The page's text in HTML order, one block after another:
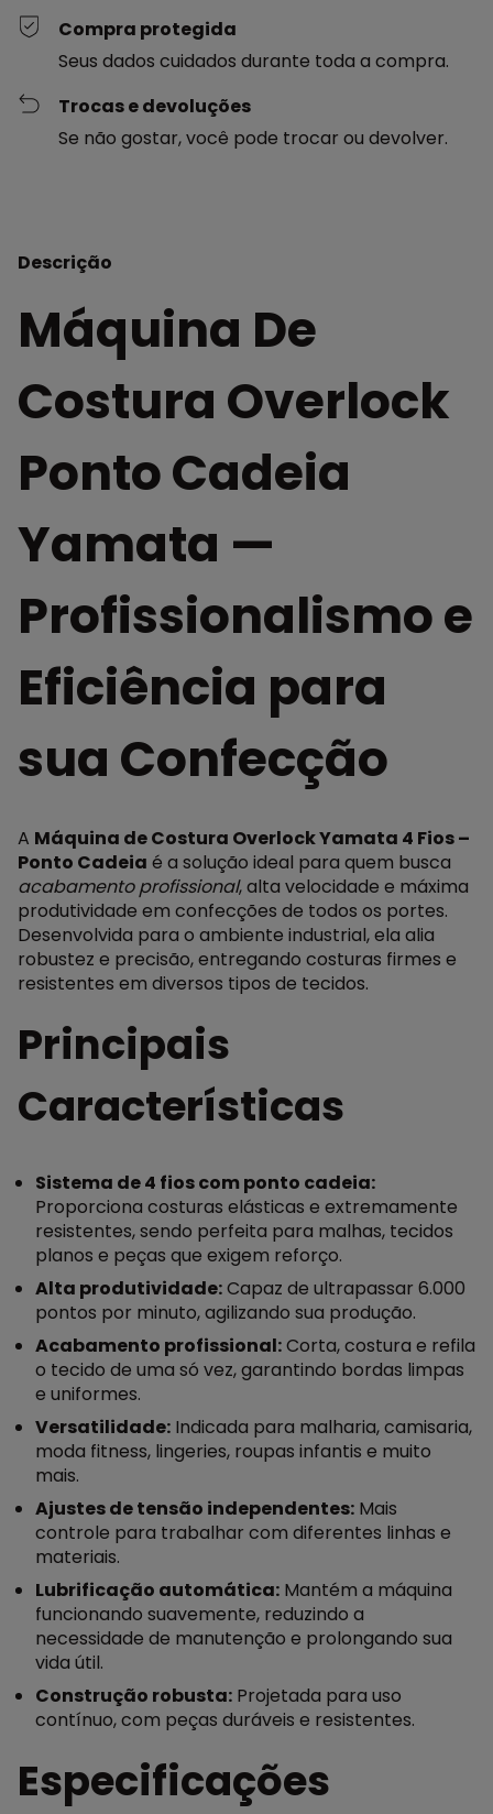
Compra protegida
Seus dados cuidados durante toda a compra.
Trocas e devoluções
Se não gostar, você pode trocar ou devolver.
Descrição
Máquina De
Costura Overlock
Ponto Cadeia
Yamata —
Profissionalismo e
Eficiência para
sua Confecção
A Máquina de Costura Overlock Yamata 4 Fios –
Ponto Cadeia é a solução ideal para quem busca
acabamento profissional, alta velocidade e máxima
produtividade em confecções de todos os portes.
Desenvolvida para o ambiente industrial, ela alia
robustez e precisão, entregando costuras firmes e
resistentes em diversos tipos de tecidos.
Principais
Características
Sistema de 4 fios com ponto cadeia:
Proporciona costuras elásticas e extremamente
resistentes, sendo perfeita para malhas, tecidos
planos e peças que exigem reforço.
Alta produtividade:Capaz de ultrapassar 6.000
pontos por minuto, agilizando sua produção.
Acabamento profissional:Corta, costura e refila
o tecido de uma só vez, garantindo bordas limpas
e uniformes.
Versatilidade: Indicada para malharia, camisaria,
moda fitness, lingeries, roupas infantis e muito
mais.
Ajustes de tensão independentes: Mais
controle para trabalhar com diferentes linhas e
materiais.
Lubrificação automática: Mantém a máquina
funcionando suavemente, reduzindo a
necessidade de manutenção e prolongando sua
vida útil.
Construção robusta: Projetada para uso
contínuo, com peças duráveis e resistentes.
Especificações